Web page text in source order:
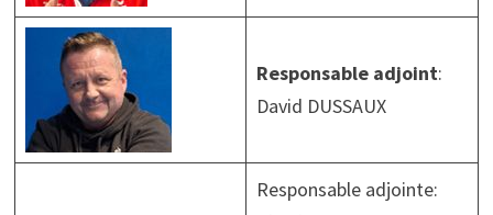
Responsable adjoint:
David DUSSAUX
Responsable adjointe: